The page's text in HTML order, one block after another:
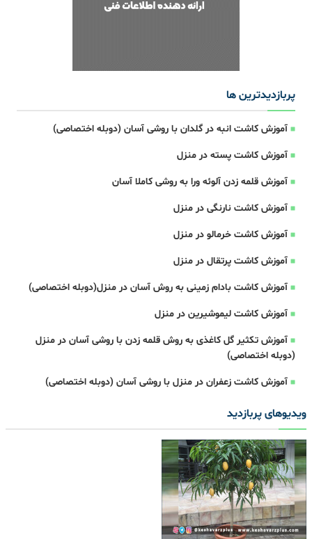
پربازدیدترین ها
آموزش کاشت انبه در گلدان با روشی آسان (دوبله اختصاصی)
آموزش کاشت پسته در منزل
آموزش قلمه زدن آلوئه ورا به روشی کاملا آسان
آموزش کاشت نارنگی در منزل
آموزش کاشت خرمالو در منزل
آموزش کاشت پرتقال در منزل
آموزش کاشت بادام زمینی به روش آسان در منزل(دوبله اختصاصی)
آموزش کاشت لیموشیرین در منزل
آموزش تکثیر گل کاغذی به روش قلمه زدن با روشی آسان در منزل
(دوبله اختصاصی)
آموزش کاشت زعفران در منزل با روشی آسان (دوبله اختصاصی)
ویدیوهای پربازدید